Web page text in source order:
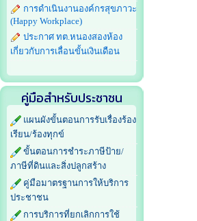
การดำเนินงานองค์กรสุขภาวะ
(Happy Workplace)
ประกาศ ทต.หนองสองห้อง
เกี่ยวกับการเลื่อนขั้นเงินเดือน
คู่มือสำหรับประชาชน
แผนผังขั้นตอนการรับเรื่องร้อง
เรียน/ร้องทุกข์
ขั้นตอนการชำระภาษีป้าย/
ภาษีที่ดินและสิ่งปลูกสร้าง
คู่มือมาตรฐานการให้บริการ
ประชาชน
การบริการที่ยกเลิกการใช้